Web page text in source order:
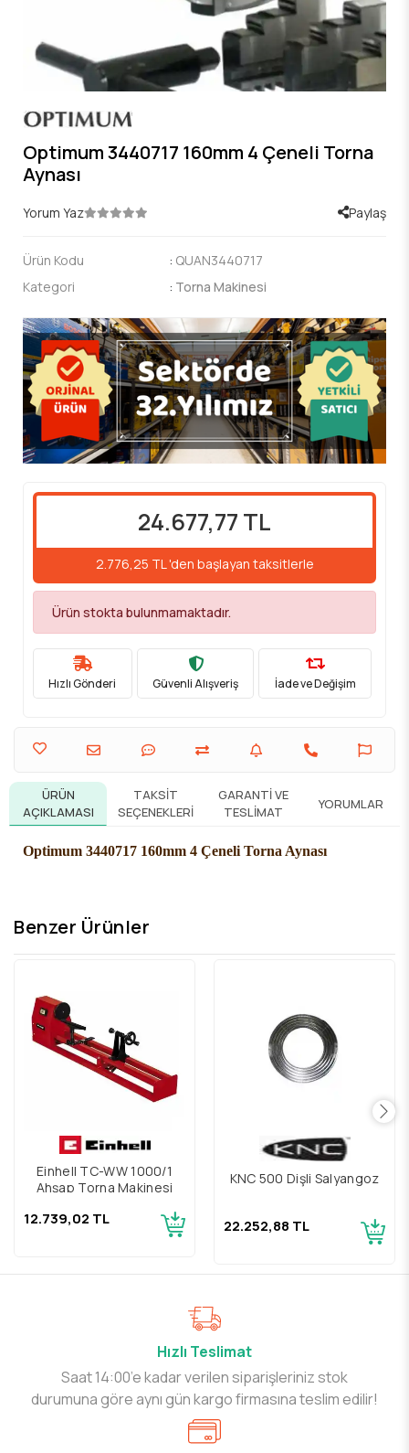
Optimum 3440717 160mm 4 Çeneli Torna
Aynası
Yorum Yaz Paylaş
Ürün Kodu : QUAN3440717
Kategori
: Torna Makinesi
24.677,77 TL
2.776,25 TL 'den başlayan taksitlerle
Ürün stokta bulunmamaktadır.
Hızlı Gönderi Güvenli Alışveriş İade ve Değişim
ÜRÜN
AÇIKLAMASI
TAKSIT
SEÇENEKLERI
GARANTI VE
TESLIMAT
YORUMLAR
Optimum 3440717 160mm 4 Çeneli Torna Aynası
Benzer Ürünler
Einhell TC-WW 1000/1
Ahşap Torna Makinesi
12.739,02 TL
KNC 500 Dişli Salyangoz
22.252,88 TL
Hızlı Teslimat
Saat 14:00’e kadar verilen siparişleriniz stok
durumuna göre aynı gün kargo firmasına teslim edilir!